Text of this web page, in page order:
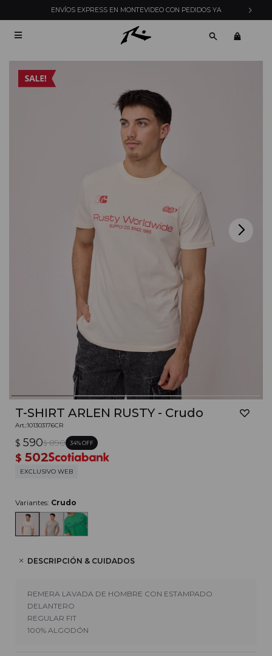
ENVÍOS EXPRESS EN MONTEVIDEO CON PEDIDOS YA

T-SHIRT ARLEN RUSTY - Crudo
101303176CR
$ 590$ 890 34
$ 502
EXCLUSIVO WEB
Variantes: Crudo
DESCRIPCIÓN & CUIDADOS
REMERA LAVADA DE HOMBRE CON ESTAMPADO
DELANTERO
REGULAR FIT
100% ALGODÓN